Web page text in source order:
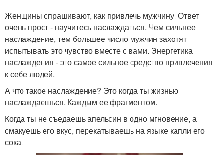
Женщины спрашивают, как привлечь мужчину. Ответ
очень прост - научитесь наслаждаться. Чем сильнее
наслаждение, тем большее число мужчин захотят
испытывать это чувство вместе с вами. Энергетика
наслаждения - это самое сильное средство привлечения
к себе людей.
А что такое наслаждение? Это когда ты жизнью
наслаждаешься. Каждым ее фрагментом.
Когда ты не съедаешь апельсин в одно мгновение, а
смакуешь его вкус, перекатываешь на языке капли его
сока.